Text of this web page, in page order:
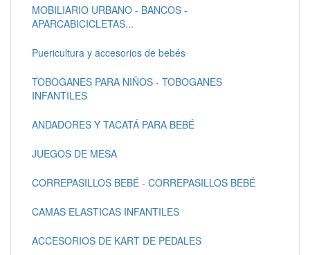
MOBILIARIO URBANO - BANCOS -
APARCABICICLETAS...
Puericultura y accesorios de bebés
TOBOGANES PARA NIÑOS - TOBOGANES
INFANTILES
ANDADORES Y TACATÁ PARA BEBÉ
JUEGOS DE MESA
CORREPASILLOS BEBÉ - CORREPASILLOS BEBÉ
CAMAS ELASTICAS INFANTILES
ACCESORIOS DE KART DE PEDALES